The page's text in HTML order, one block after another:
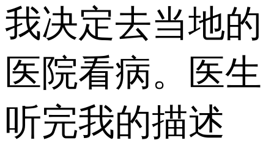
我决定去当地的
医院看病。医生
听完我的描述